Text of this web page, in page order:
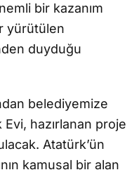
bir kazanım
yürütülen
duyduğu
belediyemize
hazırlanan proje
Atatürk’ün
kamusal bir alan